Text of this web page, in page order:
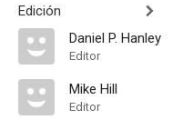
Edición
Daniel P. Hanley
Editor
Mike Hill
Editor